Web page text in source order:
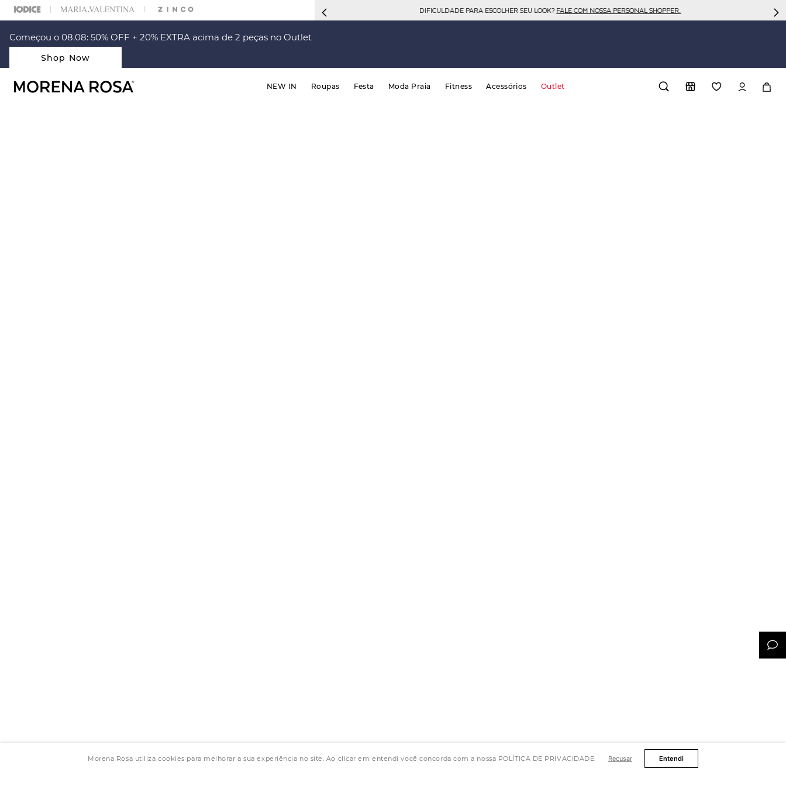
Morena Rosa utiliza cookies para melhorar a sua experiência no site. Ao clicar em entendi você concorda com a nossa POLÍTICA DE PRIVACIDADE. Recusar Entendi
OFF NA SUA 1° COMPRA USANDO O CUPOM: PRIMEIRAMR DIFICULDADE PARA ESCOLHER SEU LOOK?FALE COM NOSSA PERSONAL SHOPPER.
Começou o 08.08: 50% OFF + 20% EXTRA acima de 2 peças no Outlet
Shop Now
NEW IN Roupas Festa Moda Praia Fitness Acessórios Outlet